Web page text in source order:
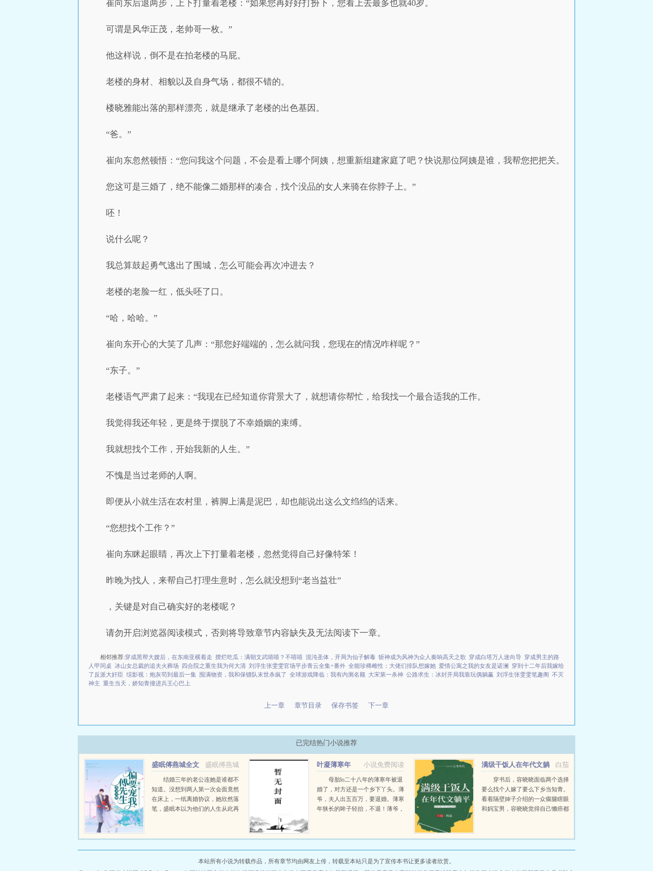
崔向东后退两步，上下打量着老楼：“如果您再好好打扮下，您看上去最多也就40岁。
可谓是风华正茂，老帅哥一枚。”
他这样说，倒不是在拍老楼的马屁。
老楼的身材、相貌以及自身气场，都很不错的。
楼晓雅能出落的那样漂亮，就是继承了老楼的出色基因。
“爸。”
崔向东忽然顿悟：“您问我这个问题，不会是看上哪个阿姨，想重新组建家庭了吧？快说那位阿姨是谁，我帮您把把关。
您这可是三婚了，绝不能像二婚那样的凑合，找个没品的女人来骑在你脖子上。”
呸！
说什么呢？
我总算鼓起勇气逃出了围城，怎么可能会再次冲进去？
老楼的老脸一红，低头呸了口。
“哈，哈哈。”
崔向东开心的大笑了几声：“那您好端端的，怎么就问我，您现在的情况咋样呢？”
“东子。”
老楼语气严肃了起来：“我现在已经知道你背景大了，就想请你帮忙，给我找一个最合适我的工作。
我觉得我还年轻，更是终于摆脱了不幸婚姻的束缚。
我就想找个工作，开始我新的人生。”
不愧是当过老师的人啊。
即便从小就生活在农村里，裤脚上满是泥巴，却也能说出这么文绉绉的话来。
“您想找个工作？”
崔向东眯起眼睛，再次上下打量着老楼，忽然觉得自己好像特笨！
昨晚为找人，来帮自己打理生意时，怎么就没想到“老当益壮”
，关键是对自己确实好的老楼呢？
请勿开启浏览器阅读模式，否则将导致章节内容缺失及无法阅读下一章。
相邻推荐:穿成黑帮大嫂后，在东南亚横着走 摆烂吃瓜：满朝文武嘻嘻？不嘻嘻 混沌圣体，开局为仙子解毒 斩神成为风神为众人奏响高天之歌 穿成白塔万人迷向导 穿成男主的路
人甲同桌 冰山女总裁的追夫火葬场 四合院之重生我为何大清 刘浮生张雯雯官场平步青云全集+番外 全能珍稀雌性：大佬们排队想嫁她 爱情公寓之我的女友是诺澜
穿到十二年后我嫁给
了反派大奸臣 综影视：炮灰苟到最后一集 囤满物资，我和保镖队末世杀疯了 全球游戏降临：我有内测名额 大宋第一杀神 公路求生：冰封开局我靠玩偶躺赢 刘浮生张雯雯笔趣阁 不灭
神主 重生当天，娇知青撞进兵王心巴上
上一章 章节目录 保存书签 下一章
已完结热门小说推荐
盛眠傅燕城
盛眠傅燕城全文
小说免费
结婚三年的老公连她是谁都不
知道。没想到两人第一次会面竟然
在床上，一纸离婚协议，她欣然落
笔，盛眠本以为他们的人生从此再
总裁傅燕城看上一个新晋...
小说免费阅读
叶凝薄寒年
母胎lo二十八年的薄寒年被退
婚了，对方还是一个乡下丫头。薄
爷，夫人出五百万，要退婚。薄寒
年狭长的眸子轻抬，不退！薄爷，
人出...
白茄
满级干饭人在年代文躺
穿书后，容晓晓面临两个选择
要么找个人嫁了要么下乡当知青。
看着隔壁婶子介绍的一众瘸腿瞎眼
和妈宝男，容晓晓觉得自己懒癌都
青。...
本站所有小说为转载作品，所有章节均由网友上传，转载至本站只是为了宣传本书让更多读者欣赏。